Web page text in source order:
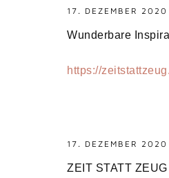
17. DEZEMBER 2020
Wunderbare
https://
17. DEZEMBER 2020
ZEIT STATT